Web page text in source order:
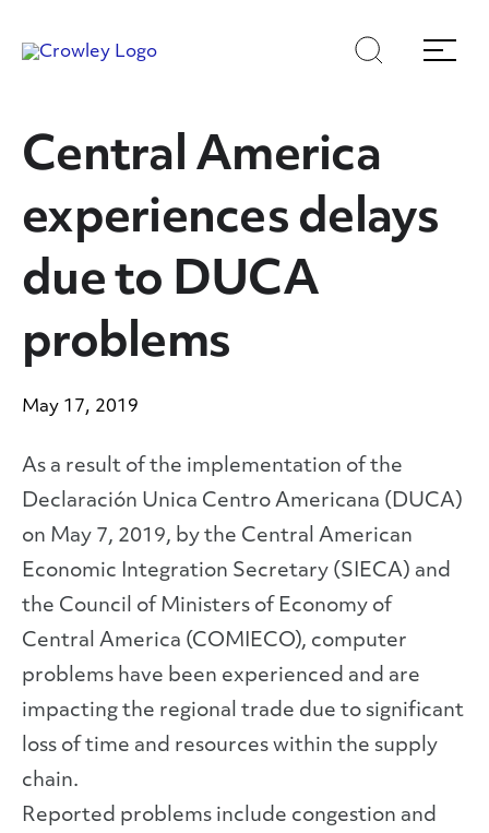
toto
Search
Menu
Central America
experiences delays
due to DUCA
problems
May 17, 2019
As a result of the implementation of the
Declaración Unica Centro Americana (DUCA)
on May 7, 2019, by the Central American
Economic Integration Secretary (SIECA) and
the Council of Ministers of Economy of
Central America (COMIECO), computer
problems have been experienced and are
impacting the regional trade due to significant
loss of time and resources within the supply
chain.
Reported problems include congestion and